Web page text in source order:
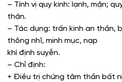
– Tính vị quy kinh: lạnh, mặn;
thận.
– Tác dụng: trấn kinh an thần,
thông nhĩ, minh mục, nạp
khí định suyễn.
– Chỉ định:
+ Điều trị chứng tâm thần bất